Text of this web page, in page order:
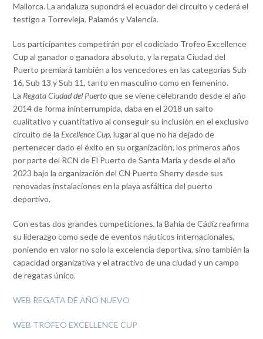
Mallorca. La andaluza supondrá el ecuador del circuito y cederá el
testigo a Torrevieja, Palamós y Valencia.
Los participantes competirán por el codiciado Trofeo Excellence
Cup al ganador o ganadora absoluto, y la regata Ciudad del
Puerto premiará también a los vencedores en las categorías Sub
16, Sub 13 y Sub 11, tanto en masculino como en femenino.
La Regata Ciudad del Puertoque se viene celebrando desde el año
2014 de forma ininterrumpida, daba en el 2018 un salto
cualitativo y cuantitativo al conseguir su inclusión en el exclusivo
circuito de la Excellence Cup,lugar al que no ha dejado de
pertenecer dado el éxito en su organización, los primeros años
por parte del RCN de El Puerto de Santa María y desde el año
2023 bajo la organización del CN Puerto Sherry desde sus
renovadas instalaciones en la playa asfáltica del puerto
deportivo.
Con estas dos grandes competiciones, la Bahía de Cádiz reafirma
su liderazgo como sede de eventos náuticos internacionales,
poniendo en valor no solo la excelencia deportiva, sino también la
capacidad organizativa y el atractivo de una ciudad y un campo
de regatas único.
WEB REGATA DE AÑO NUEVO
WEB TROFEO EXCELLENCE CUP